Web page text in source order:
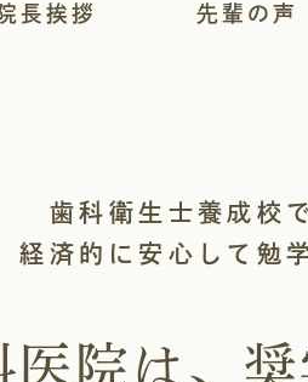
長挨拶 先輩の声
歯科衛生士養成校
経済的に安心して勉
医院は、